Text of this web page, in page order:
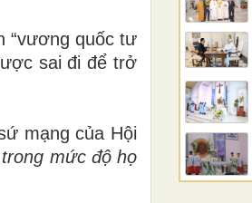
“vương quốc tư
sai đi để trở
mạng của Hội
mức độ họ